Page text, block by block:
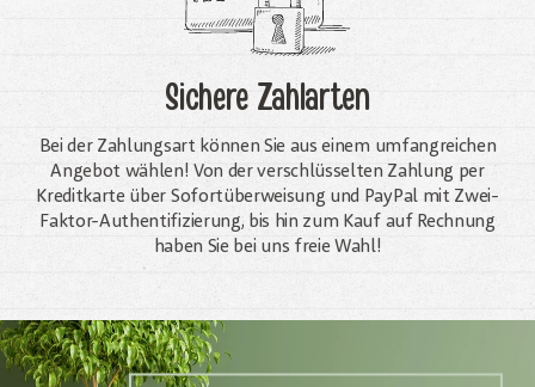
Sichere Zahlarten
Bei der Zahlungsart können Sie aus einem umfangreichen
Angebot wählen! Von der verschlüsselten Zahlung per
Kreditkarte über Sofortüberweisung und PayPal mit Zwei-
Faktor-Authentifizierung, bis hin zum Kauf auf Rechnung
haben Sie bei uns freie Wahl!